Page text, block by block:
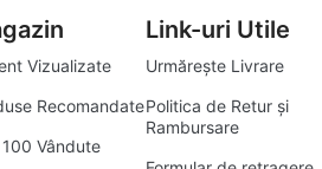
nevoile specifice ale clienților
și exterioare, am transformat
. Această schimbare
noastră de a deveni destinația ta
bricolaj, amenajări și soluții
Vizualizate
Recomandate
Vândute
Link-uri Utile
Urmărește Livrare
Politica de Retur și
Rambursare